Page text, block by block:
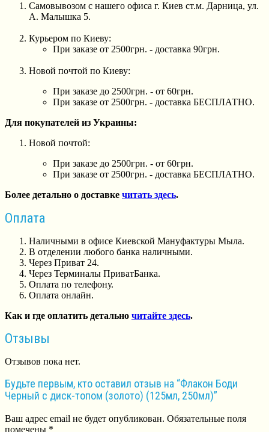
Самовывозом с нашего офиса г. Киев ст.м. Дарница, ул.
А. Малышка 5.
Курьером по Киеву:
При заказе от 2500грн. - доставка 90грн.
Новой почтой по Киеву:
При заказе до 2500грн. - от 60грн.
При заказе от 2500грн. - доставка БЕСПЛАТНО.
Для покупателей из Украины:
Новой почтой:
При заказе до 2500грн. - от 60грн.
При заказе от 2500грн. - доставка БЕСПЛАТНО.
Более детально о доставке читать здесь.
Оплата
Наличными в офисе Киевской Мануфактуры Мыла.
В отделении любого банка наличными.
Через Приват 24.
Через Терминалы ПриватБанка.
Оплата по телефону.
Оплата онлайн.
Как и где оплатить детально читайте здесь.
Отзывы
Отзывов пока нет.
Будьте первым, кто оставил отзыв на “Флакон Боди
Черный с диск-топом (золото) (125мл, 250мл)”
Ваш адрес email не будет опубликован. Обязательные поля
помечены *